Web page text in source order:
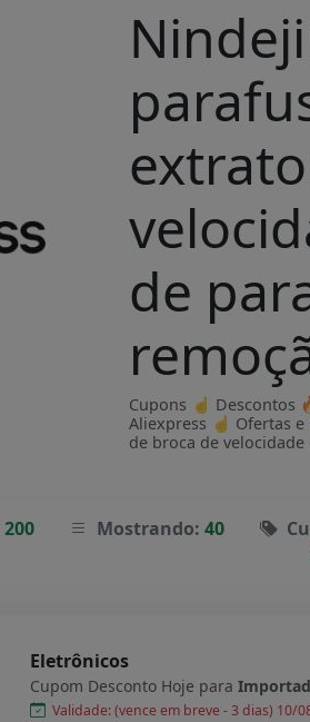
de
Cupons ☝ Descontos
Aliexpress ☝ Ofertas e
de broca de
200 Mostrando: 40
Eletrônicos
Cupom Desconto Hoje para
Validade: (vence em breve - 3 dias) 10/